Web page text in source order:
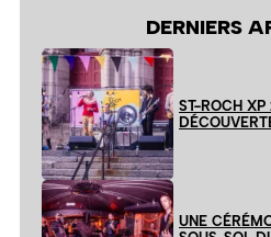
DERNIERS
ST-ROCH
UNE